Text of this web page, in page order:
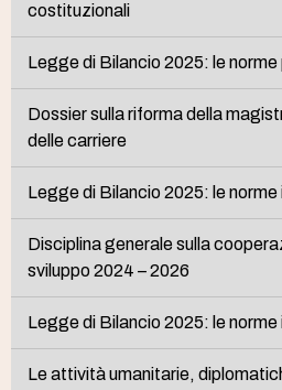
costituzionali
Legge di Bilancio 2025: le
Dossier sulla riforma della
delle carriere
Legge di Bilancio 2025: le norme
Disciplina generale sulla
sviluppo 2024 – 2026
Legge di Bilancio 2025: le
Le attività umanitarie,